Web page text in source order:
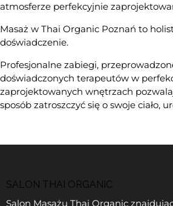
atmosferze perfekcyjnie
Masaż w Thai Organic Poznań to
doświadczenie.
Profesjonalne zabiegi,
doświadczonych terapeutów w
zaprojektowanych wnętrzach
sposób zatroszczyć się o swoje ciało,
SALON THAI ORGANIC
Salon Masażu Thai Organic